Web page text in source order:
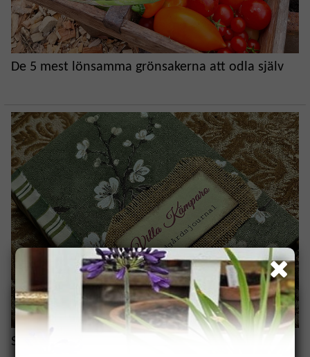
De 5 mest lönsamma grönsakerna att odla själv
Skapa din egen trädgårdsjournal